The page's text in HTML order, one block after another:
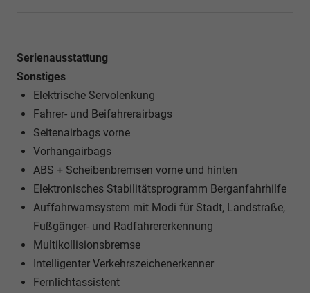
Serienausstattung
Sonstiges
Elektrische Servolenkung
Fahrer- und Beifahrerairbags
Seitenairbags vorne
Vorhangairbags
ABS + Scheibenbremsen vorne und hinten
Elektronisches Stabilitätsprogramm Berganfahrhilfe
Auffahrwarnsystem mit Modi für Stadt, Landstraße,
Fußgänger- und Radfahrererkennung
Multikollisionsbremse
Intelligenter Verkehrszeichenerkenner
Fernlichtassistent